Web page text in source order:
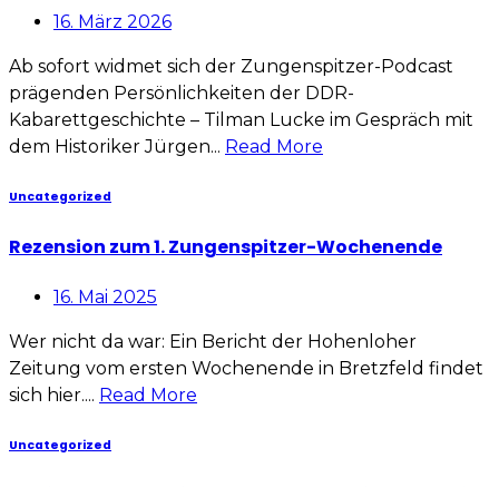
16. März 2026
Ab sofort widmet sich der Zungenspitzer-Podcast
prägenden Persönlichkeiten der DDR-
Kabarettgeschichte – Tilman Lucke im Gespräch mit
dem Historiker Jürgen... Read More
Uncategorized
Rezension zum 1. Zungenspitzer-Wochenende
16. Mai 2025
Wer nicht da war: Ein Bericht der Hohenloher
Zeitung vom ersten Wochenende in Bretzfeld findet
sich hier.... Read More
Uncategorized